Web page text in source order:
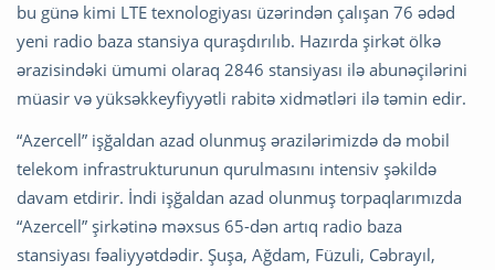
bu günə kimi LTE texnologiyası üzərindən çalışan 76 ədəd
yeni radio baza stansiya quraşdırılıb. Hazırda şirkət ölkə
ərazisindəki ümumi olaraq 2846 stansiyası ilə abunəçilərini
müasir və yüksəkkeyfiyyətli rabitə xidmətləri ilə təmin edir.
“Azercell” işğaldan azad olunmuş ərazilərimizdə də mobil
telekom infrastrukturunun qurulmasını intensiv şəkildə
davam etdirir. İndi işğaldan azad olunmuş torpaqlarımızda
“Azercell” şirkətinə məxsus 65-dən artıq radio baza
stansiyası fəaliyyətdədir. Şuşa, Ağdam, Füzuli, Cəbrayıl,